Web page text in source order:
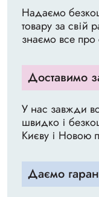
Надаємо
товару за свій
знаємо все про
Доставимо
У нас завжди
швидко і
Києву і Новою
Даємо